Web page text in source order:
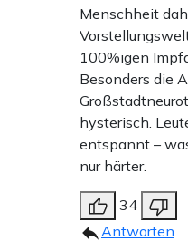
Menschheit
100%igen
Besonders die
hysterisch.
entspannt –
nur härter.
34
Antworten